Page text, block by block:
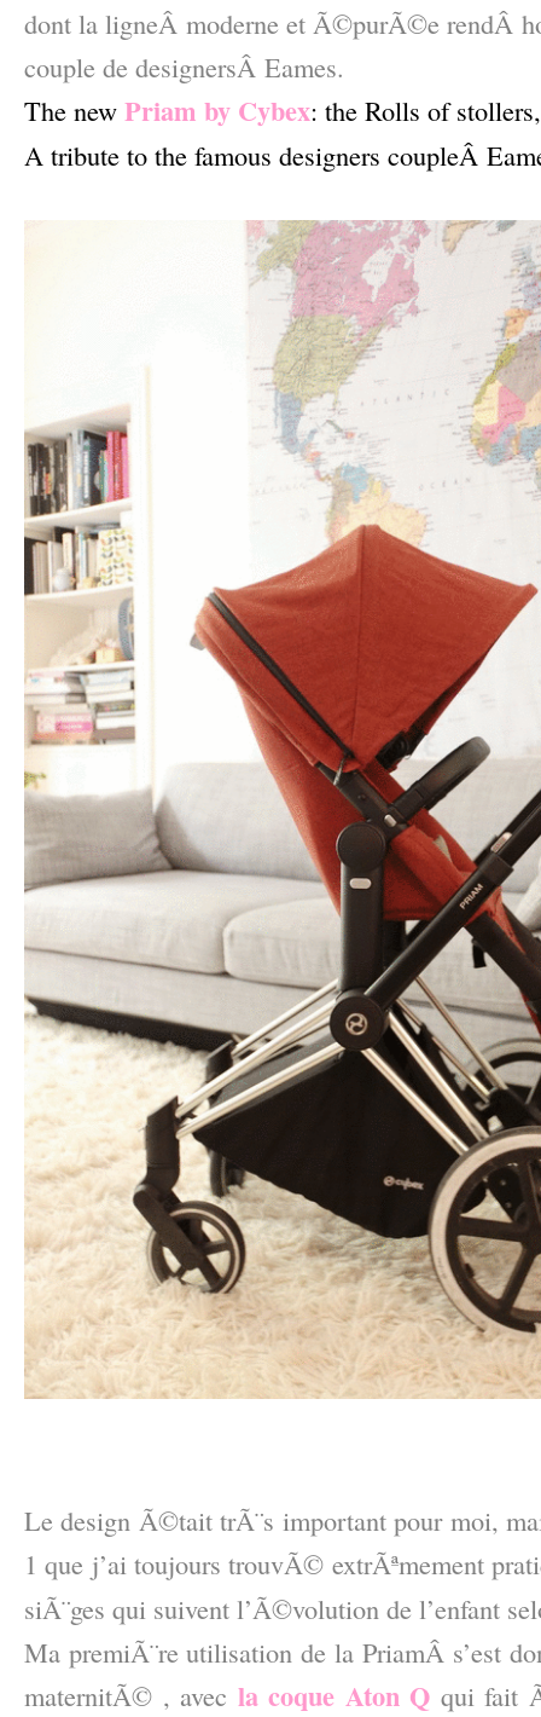
dont la ligneÂ moderne et Ã©purÃ©e rendÂ
couple de designersÂ Eames.
The new Priam by Cybex: the Rolls of
A tribute to the famous designers coupleÂ
Le design Ã©tait trÃ¨s important pour moi,
1 que j’ai toujours trouvÃ© extrÃªmement
siÃ¨ges qui suivent l’Ã©volution de l’enfant
Ma premiÃ¨re utilisation de la PriamÂ s’est
maternitÃ© , avec la coque Aton Q qui fait